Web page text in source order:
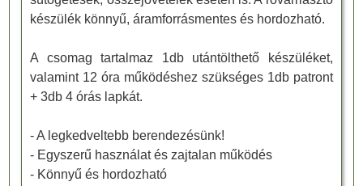
készülék könnyű, áramforrásmentes és hordozható.
A csomag tartalmaz 1db utántölthető készüléket,
valamint 12 óra működéshez szükséges 1db patront
+ 3db 4 órás lapkát.
- A legkedveltebb berendezésünk!
- Egyszerű használat és zajtalan működés
- Könnyű és hordozható